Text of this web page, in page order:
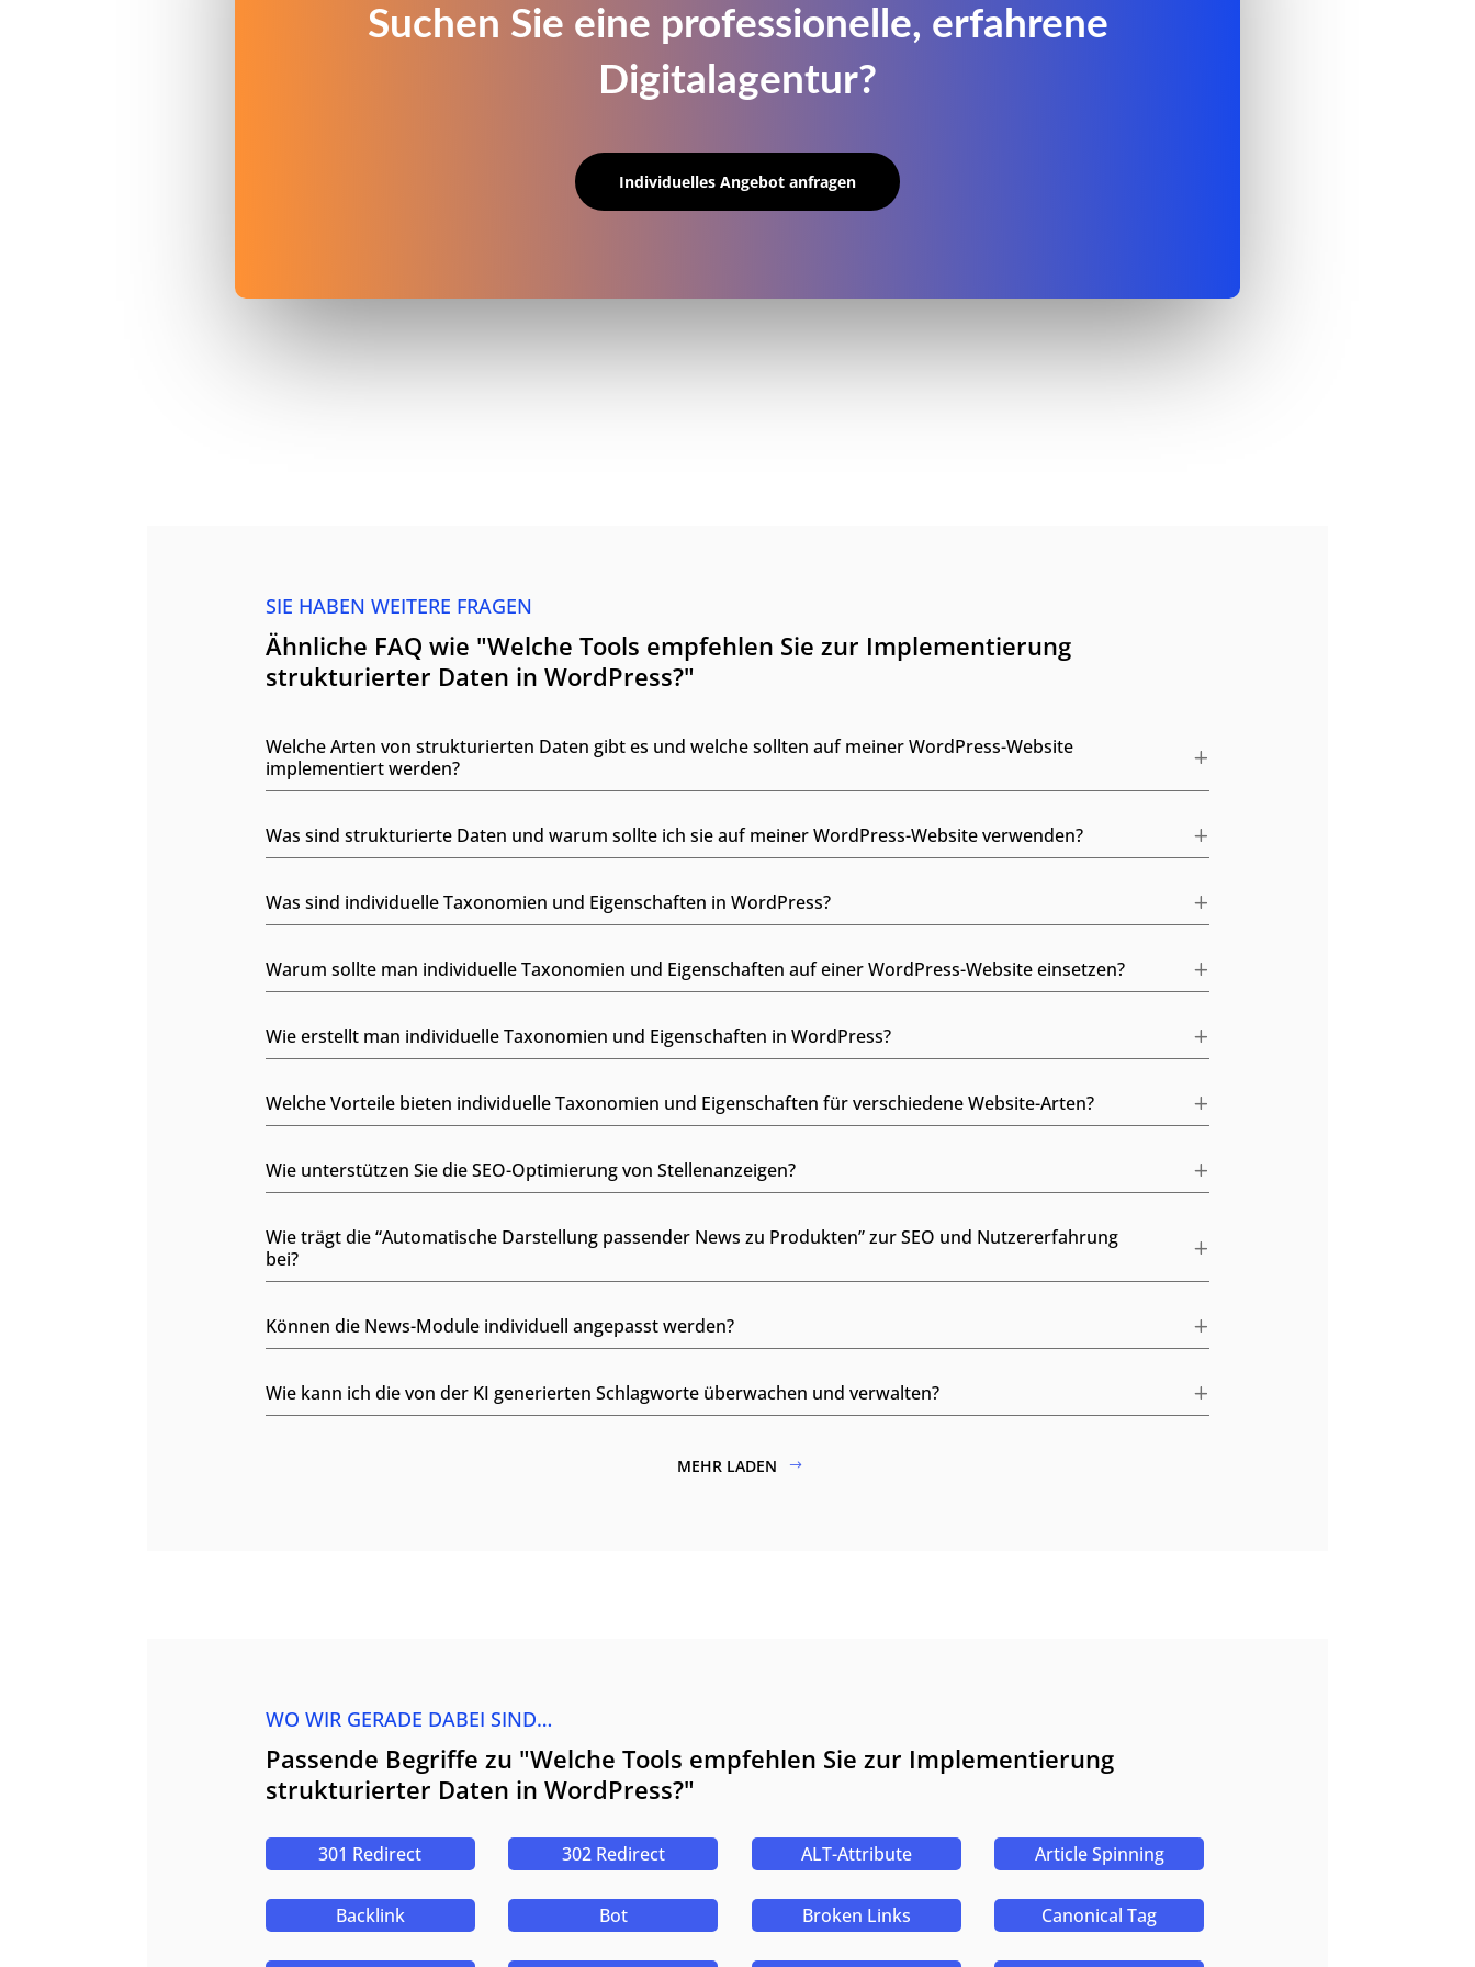
Suchen Sie eine professionelle, erfahrene
Digitalagentur?
Individuelles Angebot anfragen
SIE HABEN WEITERE FRAGEN
Ähnliche FAQ wie "Welche Tools empfehlen Sie zur Implementierung
strukturierter Daten in WordPress?"
Welche Arten von strukturierten Daten gibt es und welche sollten auf meiner WordPress-Website
implementiert werden?
Was sind strukturierte Daten und warum sollte ich sie auf meiner WordPress-Website verwenden?
Was sind individuelle Taxonomien und Eigenschaften in WordPress?
Warum sollte man individuelle Taxonomien und Eigenschaften auf einer WordPress-Website einsetzen?
Wie erstellt man individuelle Taxonomien und Eigenschaften in WordPress?
Welche Vorteile bieten individuelle Taxonomien und Eigenschaften für verschiedene Website-Arten?
Wie unterstützen Sie die SEO-Optimierung von Stellenanzeigen?
Wie trägt die “Automatische Darstellung passender News zu Produkten” zur SEO und Nutzererfahrung
bei?
Können die News-Module individuell angepasst werden?
Wie kann ich die von der KI generierten Schlagworte überwachen und verwalten?
MEHR LADEN
WO WIR GERADE DABEI SIND…
Passende Begriffe zu "Welche Tools empfehlen Sie zur Implementierung
strukturierter Daten in WordPress?"
301 Redirect 302 Redirect ALT-Attribute Article Spinning
Backlink Bot Broken Links Canonical Tag